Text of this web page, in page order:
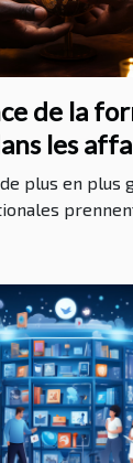
de la
les
plus en plus